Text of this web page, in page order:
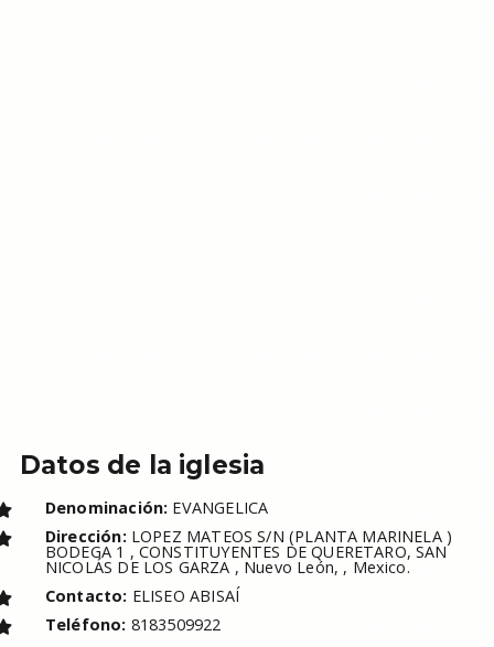
Datos de la iglesia
Denominación: EVANGELICA
Dirección: LOPEZ MATEOS S/N (PLANTA MARINELA )
BODEGA 1 , CONSTITUYENTES DE QUERETARO, SAN
NICOLÁS DE LOS GARZA , Nuevo León, , Mexico.
Contacto: ELISEO ABISAÍ
Teléfono: 8183509922